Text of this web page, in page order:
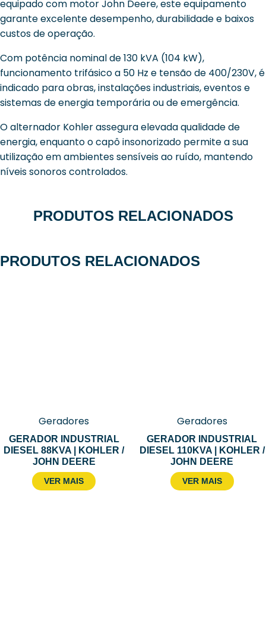
equipado com motor John Deere, este equipamento
garante excelente desempenho, durabilidade e baixos
custos de operação.
Com potência nominal de 130 kVA (104 kW),
funcionamento trifásico a 50 Hz e tensão de 400/230V, é
indicado para obras, instalações industriais, eventos e
sistemas de energia temporária ou de emergência.
O alternador Kohler assegura elevada qualidade de
energia, enquanto o capô insonorizado permite a sua
utilização em ambientes sensíveis ao ruído, mantendo
níveis sonoros controlados.
PRODUTOS RELACIONADOS
PRODUTOS RELACIONADOS
Geradores
GERADOR INDUSTRIAL
DIESEL 88KVA | KOHLER /
JOHN DEERE
VER MAIS
Geradores
GERADOR INDUSTRIAL
DIESEL 110KVA | KOHLER /
JOHN DEERE
VER MAIS